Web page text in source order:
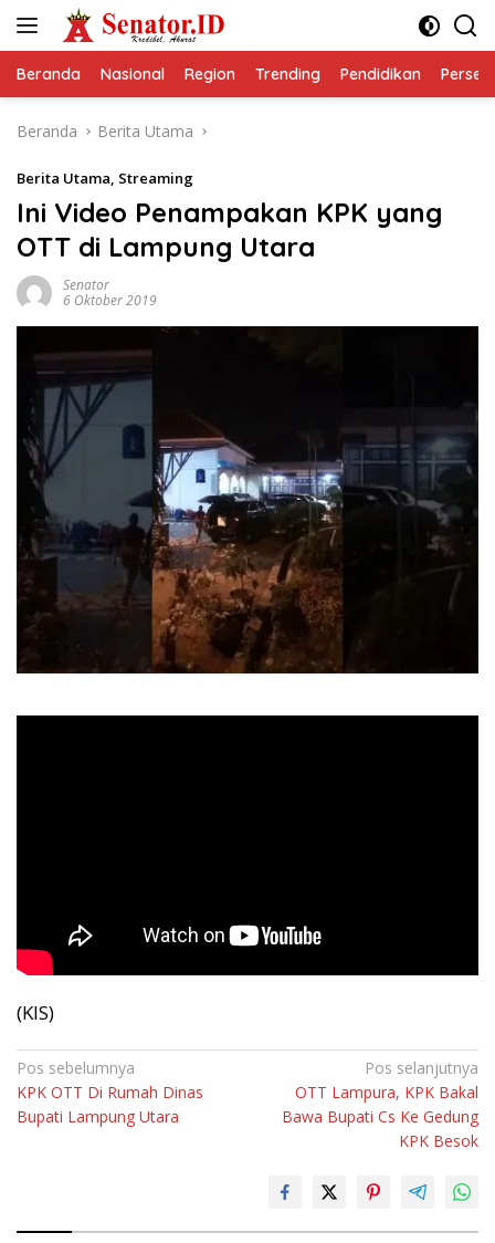
Beranda Nasional Region Trending Pendidikan
Beranda Berita Utama
Berita Utama, Streaming
Ini Video Penampakan KPK yang
OTT di Lampung Utara
Senator
6 Oktober 2019
(KIS)
Navigasi
pos
Pos sebelumnya
KPK OTT Di Rumah Dinas
Bupati Lampung Utara
Pos selanjutnya
OTT Lampura, KPK Bakal
Bawa Bupati Cs Ke Gedung
KPK Besok